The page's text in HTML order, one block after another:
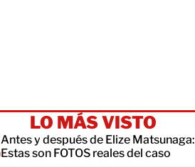
LO MÁS VISTO
Antes y después de Elize Matsunaga:
Estas son FOTOS reales del caso